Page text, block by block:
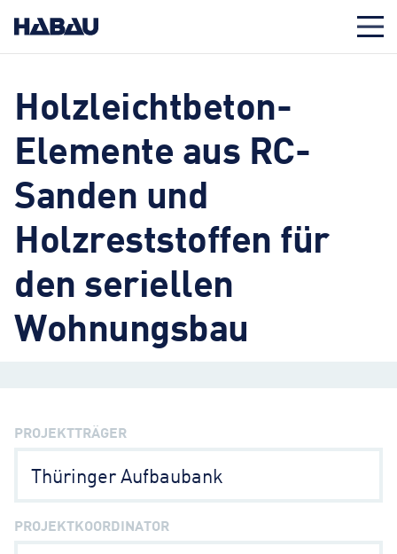
Holzleichtbeton-
Elemente aus RC-
Sanden und
Holzreststoffen für
den seriellen
Wohnungsbau
PROJEKTTRÄGER
Thüringer Aufbaubank
PROJEKTKOORDINATOR